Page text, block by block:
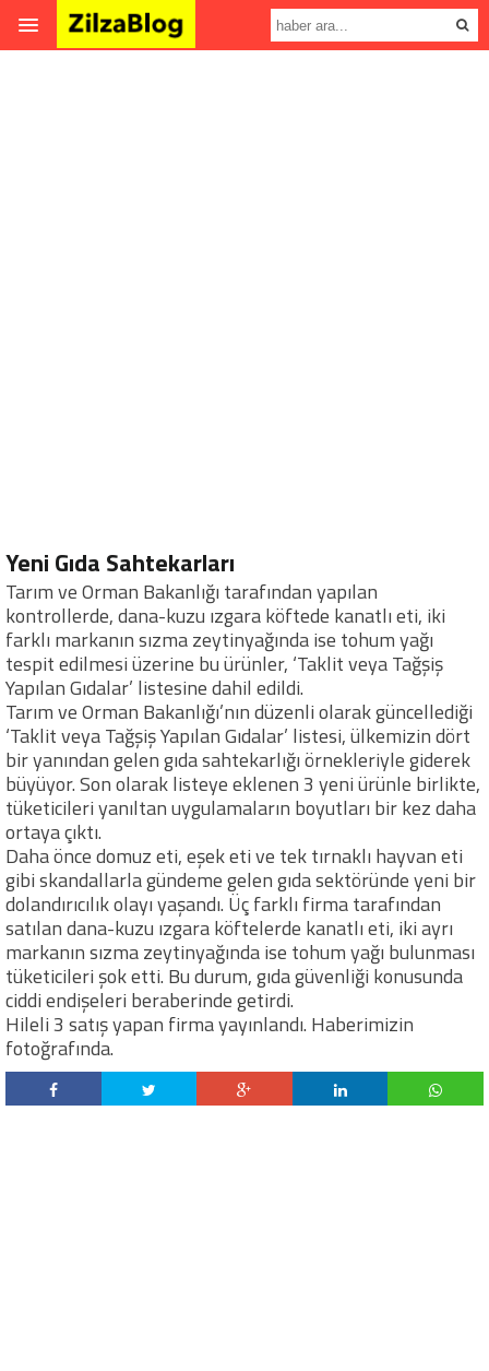
Yeni Gıda Sahtekarları
Tarım ve Orman Bakanlığı tarafından yapılan
kontrollerde, dana-kuzu ızgara köftede kanatlı eti, iki
farklı markanın sızma zeytinyağında ise tohum yağı
tespit edilmesi üzerine bu ürünler, ‘Taklit veya Tağşiş
Yapılan Gıdalar’ listesine dahil edildi.
Tarım ve Orman Bakanlığı’nın düzenli olarak güncellediği
‘Taklit veya Tağşiş Yapılan Gıdalar’ listesi, ülkemizin dört
bir yanından gelen gıda sahtekarlığı örnekleriyle giderek
büyüyor. Son olarak listeye eklenen 3 yeni ürünle birlikte,
tüketicileri yanıltan uygulamaların boyutları bir kez daha
ortaya çıktı.
Daha önce domuz eti, eşek eti ve tek tırnaklı hayvan eti
gibi skandallarla gündeme gelen gıda sektöründe yeni bir
dolandırıcılık olayı yaşandı. Üç farklı firma tarafından
satılan dana-kuzu ızgara köftelerde kanatlı eti, iki ayrı
markanın sızma zeytinyağında ise tohum yağı bulunması
tüketicileri şok etti. Bu durum, gıda güvenliği konusunda
ciddi endişeleri beraberinde getirdi.
Hileli 3 satış yapan firma yayınlandı. Haberimizin
fotoğrafında.